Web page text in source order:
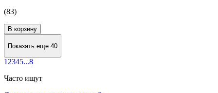
(83)
В корзину
Показать еще 40
1 2345...8
Часто ищут